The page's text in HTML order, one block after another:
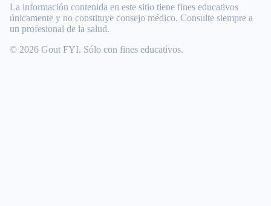
La información contenida en este sitio tiene fines educativos
únicamente y no constituye consejo médico. Consulte siempre a
un profesional de la salud.
© 2026 Gout FYI. Sólo con fines educativos.